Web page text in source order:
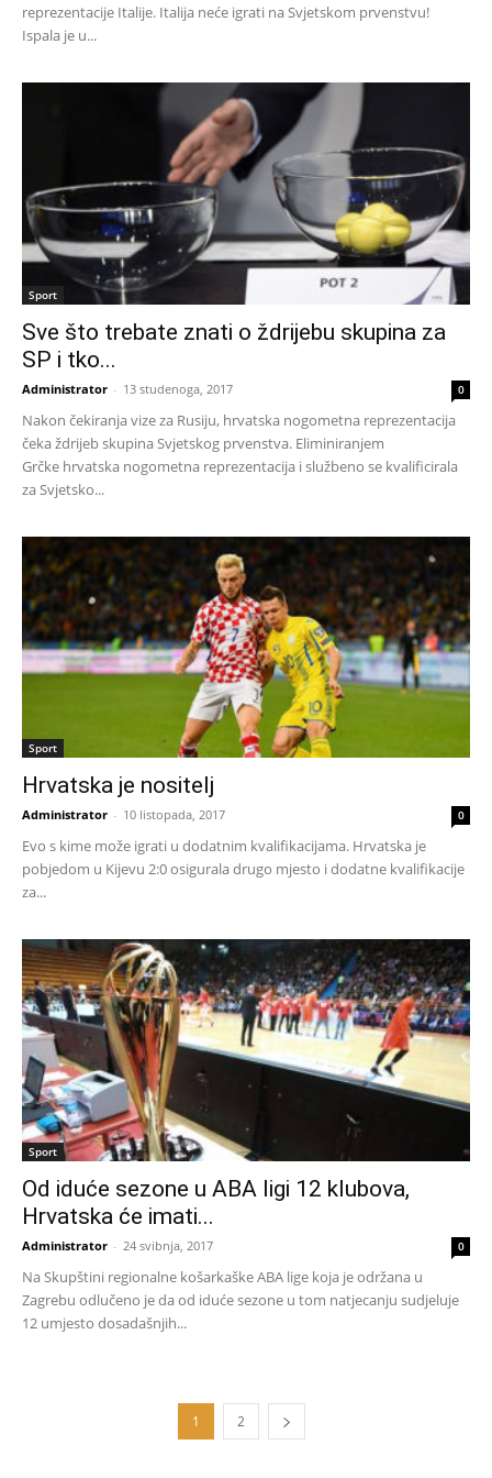
reprezentacije Italije. Italija neće igrati na Svjetskom prvenstvu!
Ispala je u...
Sport
Sve što trebate znati o ždrijebu skupina za
SP i tko...
Administrator - 13 studenoga, 2017 0
Nakon čekiranja vize za Rusiju, hrvatska nogometna reprezentacija
čeka ždrijeb skupina Svjetskog prvenstva. Eliminiranjem
Grčke hrvatska nogometna reprezentacija i službeno se kvalificirala
za Svjetsko...
Sport
Hrvatska je nositelj
Administrator - 10 listopada, 2017 0
Evo s kime može igrati u dodatnim kvalifikacijama. Hrvatska je
pobjedom u Kijevu 2:0 osigurala drugo mjesto i dodatne kvalifikacije
za...
Sport
Od iduće sezone u ABA ligi 12 klubova,
Hrvatska će imati...
Administrator - 24 svibnja, 2017 0
Na Skupštini regionalne košarkaške ABA lige koja je održana u
Zagrebu odlučeno je da od iduće sezone u tom natjecanju sudjeluje
12 umjesto dosadašnjih...
1 2